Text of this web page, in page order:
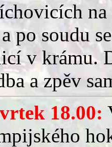
po soudu
v krámu.
a zpěv
18.00: